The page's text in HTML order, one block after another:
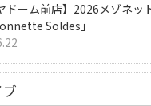
ドーム前店】2026メゾネッ
Soldes」